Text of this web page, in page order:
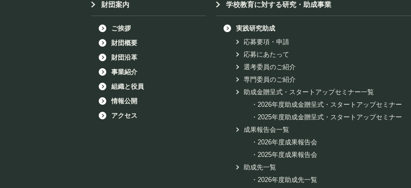
財団案内
ご挨拶
財団概要
財団沿革
事業紹介
組織と役員
情報公開
アクセス
学校教育に対する研究・助成事業
実践研究助成
応募要項・申請
応募にあたって
選考委員のご紹介
専門委員のご紹介
助成金贈呈式・スタートアップセミナー一覧
・ 2026年度助成金贈呈式・スタートアップセミナー
・ 2025年度助成金贈呈式・スタートアップセミナー
成果報告会一覧
・ 2026年度成果報告会
・ 2025年度成果報告会
助成先一覧
・ 2026年度助成先一覧